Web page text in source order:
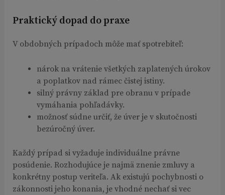
Praktický dopad do praxe
V obdobných prípadoch môže mať spotrebiteľ:
nárok na vrátenie všetkých zaplatených úrokov
a poplatkov nad rámec čistej istiny.
silný právny základ pre obranu v prípade
vymáhania pohľadávky.
možnosť súdne určiť, že úver je v skutočnosti
bezúročný úver.
Každý prípad si vyžaduje individuálne právne
posúdenie. Rozhodujúce je najmä znenie zmluvy a
konkrétny postup veriteľa. Ak existujú pochybnosti o
zákonnosti jeho konania, je vhodné nechať si vec